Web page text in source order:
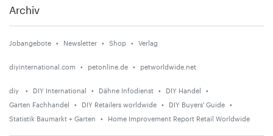
Archiv
Jobangebote Newsletter Shop Verlag
diyinternational.com petonline.de petworldwide.net
diy DIY International Dähne Infodienst
DIY Handel
Garten Fachhandel
DIY Retailers worldwide
DIY Buyers' Guide
Statistik Baumarkt + Garten
Home Improvement Report Retail Worldwide